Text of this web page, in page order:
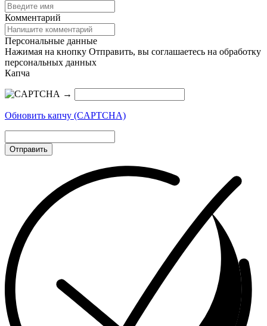
Комментарий
Персональные данные
Нажимая на кнопку Отправить, вы соглашаетесь на обработку
персональных данных
Капча
→
Обновить капчу (CAPTCHA)
Отправить